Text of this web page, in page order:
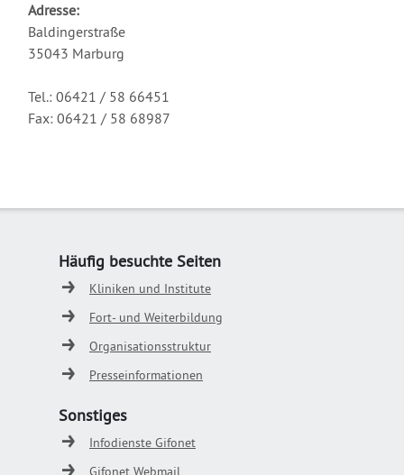
Adresse:
Baldingerstraße
35043 Marburg
Tel.: 06421 / 58 66451
Fax: 06421 / 58 68987
Häufig besuchte Seiten
Kliniken und Institute
Fort- und Weiterbildung
Organisationsstruktur
Presseinformationen
Sonstiges
Infodienste Gifonet
Gifonet Webmail